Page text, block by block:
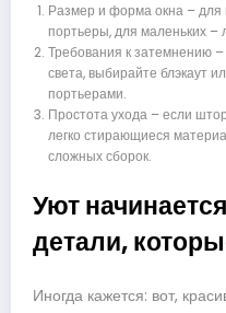
Размер и форма окна –
портьеры, для маленьких –
Требования к затемнению
света, выбирайте блэкаут
портьерами.
Простота ухода – если
легко стирающиеся
сложных сборок.
Уют
детали,
Иногда кажется: вот,